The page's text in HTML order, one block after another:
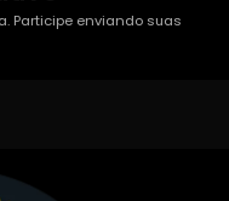
Participe enviando suas